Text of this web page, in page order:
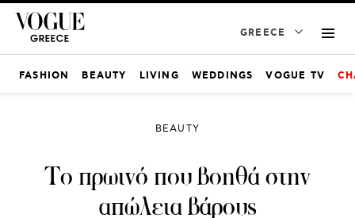
GREECE
FASHION BEAUTY LIVING WEDDINGS VOGUE TV
BEAUTY
Το πρωινό που βοηθά στην
απώλεια βάρους